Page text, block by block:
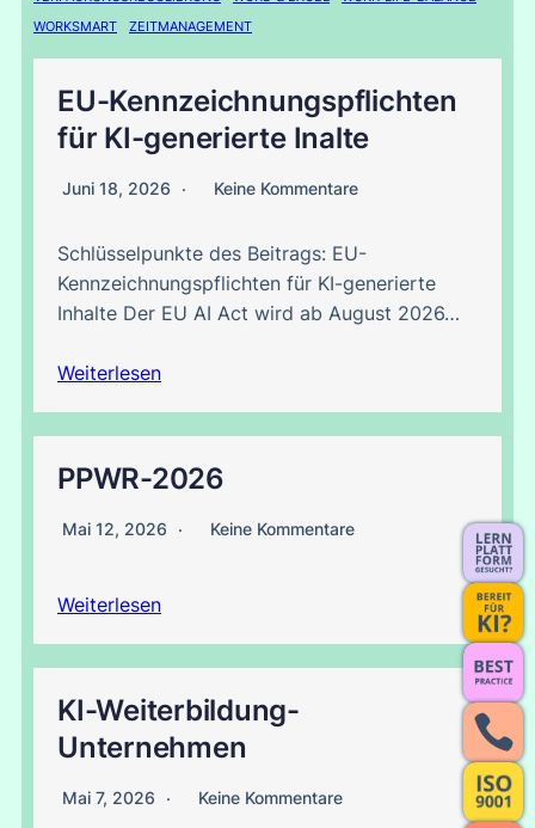
WORKSMART
ZEITMANAGEMENT
EU-Kennzeichnungspflichten
für KI-generierte Inalte
Juni 18, 2026 Keine Kommentare
Schlüsselpunkte des Beitrags: EU-
Kennzeichnungspflichten für KI-generierte
Inhalte Der EU AI Act wird ab August 2026…
Weiterlesen
PPWR-2026
Mai 12, 2026 Keine Kommentare
Weiterlesen
KI-Weiterbildung-
Unternehmen
Mai 7, 2026 Keine Kommentare